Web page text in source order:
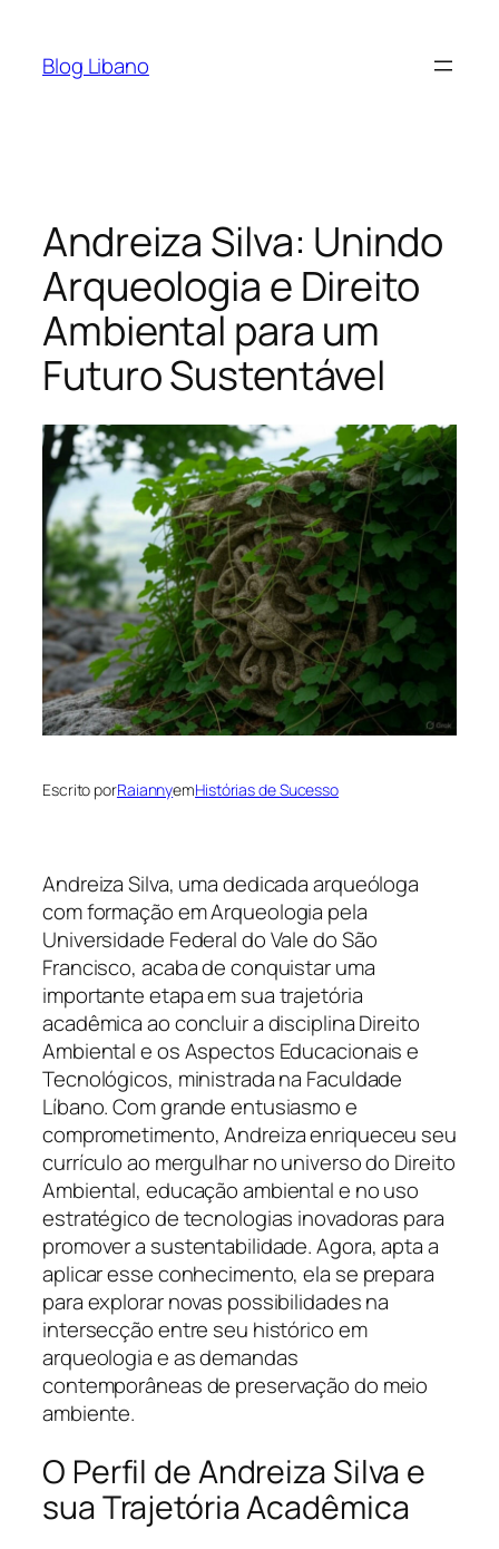
Blog Libano
Andreiza Silva: Unindo
Arqueologia e Direito
Ambiental para um
Futuro Sustentável
Escrito porRaiannyemHistórias de Sucesso
Andreiza Silva, uma dedicada arqueóloga
com formação em Arqueologia pela
Universidade Federal do Vale do São
Francisco, acaba de conquistar uma
importante etapa em sua trajetória
acadêmica ao concluir a disciplina Direito
Ambiental e os Aspectos Educacionais e
Tecnológicos, ministrada na Faculdade
Líbano. Com grande entusiasmo e
comprometimento, Andreiza enriqueceu seu
currículo ao mergulhar no universo do Direito
Ambiental, educação ambiental e no uso
estratégico de tecnologias inovadoras para
promover a sustentabilidade. Agora, apta a
aplicar esse conhecimento, ela se prepara
para explorar novas possibilidades na
intersecção entre seu histórico em
arqueologia e as demandas
contemporâneas de preservação do meio
ambiente.
O Perfil de Andreiza Silva e
sua Trajetória Acadêmica